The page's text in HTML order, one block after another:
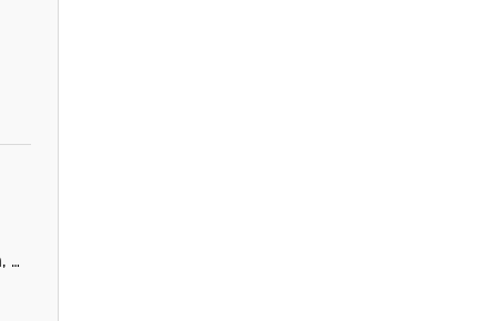
Etoile, Fragonard, pravý parfém, 60 ml